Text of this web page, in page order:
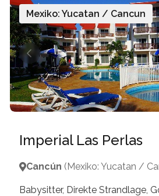
Mexiko: Yucatan / Cancun
Imperial Las Perlas
Cancún (Mexiko: Yucatan /
Babysitter, Direkte Strandlage,